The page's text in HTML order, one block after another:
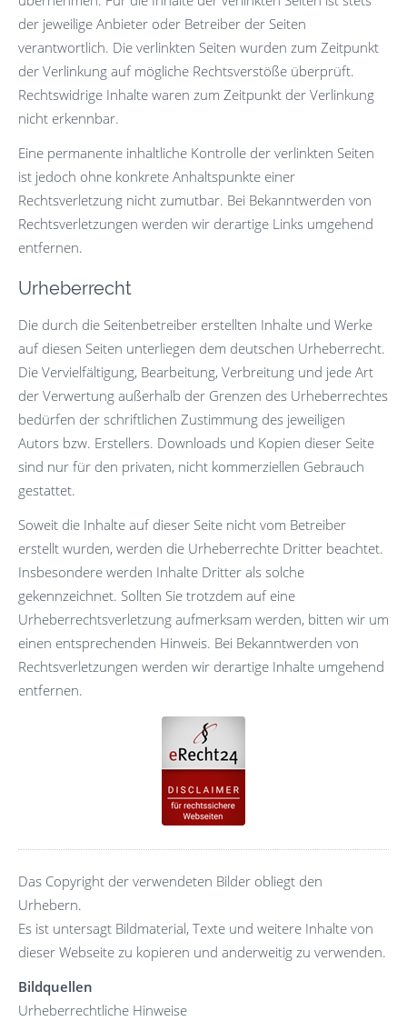
der jeweilige Anbieter oder Betreiber der Seiten
verantwortlich. Die verlinkten Seiten wurden zum Zeitpunkt
der Verlinkung auf mögliche Rechtsverstöße überprüft.
Rechtswidrige Inhalte waren zum Zeitpunkt der Verlinkung
nicht erkennbar.
Eine permanente inhaltliche Kontrolle der verlinkten Seiten
ist jedoch ohne konkrete Anhaltspunkte einer
Rechtsverletzung nicht zumutbar. Bei Bekanntwerden von
Rechtsverletzungen werden wir derartige Links umgehend
entfernen.
Urheberrecht
Die durch die Seitenbetreiber erstellten Inhalte und Werke
auf diesen Seiten unterliegen dem deutschen Urheberrecht.
Die Vervielfältigung, Bearbeitung, Verbreitung und jede Art
der Verwertung außerhalb der Grenzen des Urheberrechtes
bedürfen der schriftlichen Zustimmung des jeweiligen
Autors bzw. Erstellers. Downloads und Kopien dieser Seite
sind nur für den privaten, nicht kommerziellen Gebrauch
gestattet.
Soweit die Inhalte auf dieser Seite nicht vom Betreiber
erstellt wurden, werden die Urheberrechte Dritter beachtet.
Insbesondere werden Inhalte Dritter als solche
gekennzeichnet. Sollten Sie trotzdem auf eine
Urheberrechtsverletzung aufmerksam werden, bitten wir um
einen entsprechenden Hinweis. Bei Bekanntwerden von
Rechtsverletzungen werden wir derartige Inhalte umgehend
entfernen.
Das Copyright der verwendeten Bilder obliegt den
Urhebern.
Es ist untersagt Bildmaterial, Texte und weitere Inhalte von
dieser Webseite zu kopieren und anderweitig zu verwenden.
Bildquellen
Urheberrechtliche Hinweise